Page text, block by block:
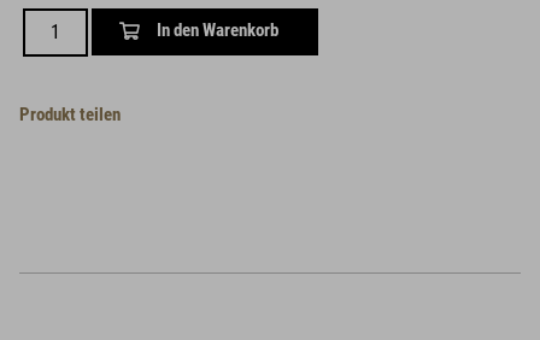
In den Warenkorb
Produkt teilen